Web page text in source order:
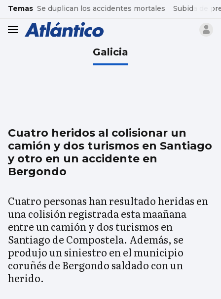
common.go-to-content
Temas Se duplican los accidentes mortales Subida de
header.menu.open
Galicia
Cuatro heridos al colisionar un
camión y dos turismos en Santiago
y otro en un accidente en
Bergondo
Cuatro personas han resultado heridas en
una colisión registrada esta maañana
entre un camión y dos turismos en
Santiago de Compostela. Además, se
produjo un siniestro en el municipio
coruñés de Bergondo saldado con un
herido.